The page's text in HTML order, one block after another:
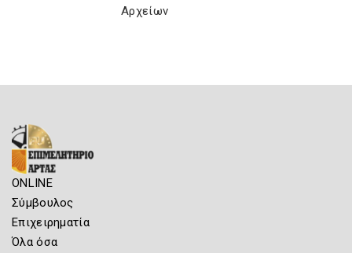
Αρχείων
ONLINE
Σύμβουλος
Επιχειρηματία
Όλα όσα